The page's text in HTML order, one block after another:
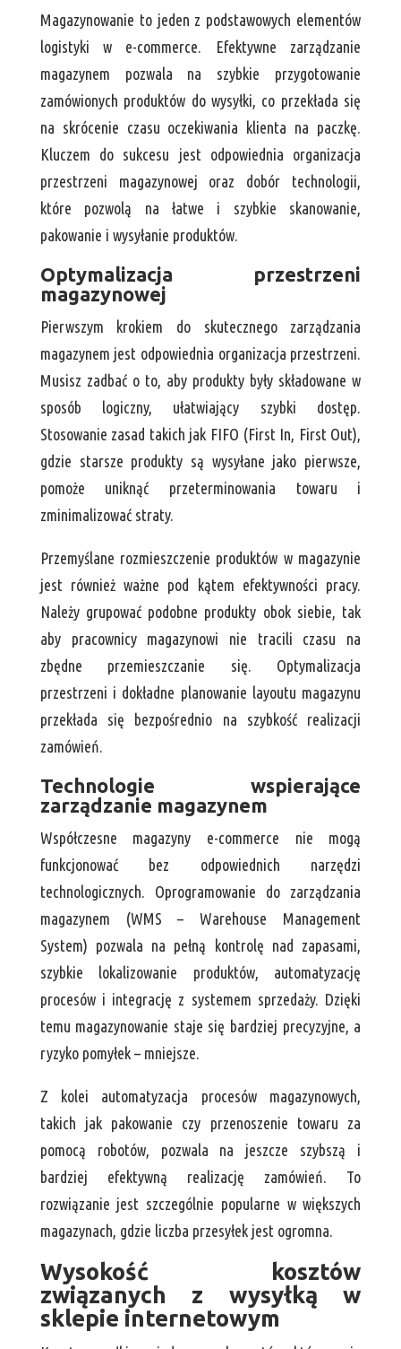
Magazynowanie to jeden z podstawowych elementów
logistyki w e-commerce. Efektywne zarządzanie
magazynem pozwala na szybkie przygotowanie
zamówionych produktów do wysyłki, co przekłada się
na skrócenie czasu oczekiwania klienta na paczkę.
Kluczem do sukcesu jest odpowiednia organizacja
przestrzeni magazynowej oraz dobór technologii,
które pozwolą na łatwe i szybkie skanowanie,
pakowanie i wysyłanie produktów.
Optymalizacja przestrzeni
magazynowej
Pierwszym krokiem do skutecznego zarządzania
magazynem jest odpowiednia organizacja przestrzeni.
Musisz zadbać o to, aby produkty były składowane w
sposób logiczny, ułatwiający szybki dostęp.
Stosowanie zasad takich jak FIFO (First In, First Out),
gdzie starsze produkty są wysyłane jako pierwsze,
pomoże uniknąć przeterminowania towaru i
zminimalizować straty.
Przemyślane rozmieszczenie produktów w magazynie
jest również ważne pod kątem efektywności pracy.
Należy grupować podobne produkty obok siebie, tak
aby pracownicy magazynowi nie tracili czasu na
zbędne przemieszczanie się. Optymalizacja
przestrzeni i dokładne planowanie layoutu magazynu
przekłada się bezpośrednio na szybkość realizacji
zamówień.
Technologie wspierające
zarządzanie magazynem
Współczesne magazyny e-commerce nie mogą
funkcjonować bez odpowiednich narzędzi
technologicznych. Oprogramowanie do zarządzania
magazynem (WMS – Warehouse Management
System) pozwala na pełną kontrolę nad zapasami,
szybkie lokalizowanie produktów, automatyzację
procesów i integrację z systemem sprzedaży. Dzięki
temu magazynowanie staje się bardziej precyzyjne, a
ryzyko pomyłek – mniejsze.
Z kolei automatyzacja procesów magazynowych,
takich jak pakowanie czy przenoszenie towaru za
pomocą robotów, pozwala na jeszcze szybszą i
bardziej efektywną realizację zamówień. To
rozwiązanie jest szczególnie popularne w większych
magazynach, gdzie liczba przesyłek jest ogromna.
Wysokość kosztów
związanych z wysyłką w
sklepie internetowym